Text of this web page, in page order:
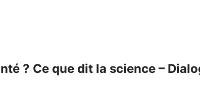
? Ce que dit la science –